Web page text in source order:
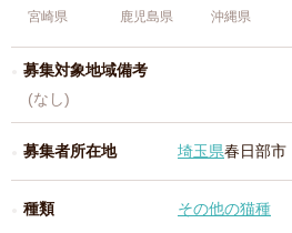
宮崎県
鹿児島県 沖縄県
募集対象地域備考
(なし)
募集者所在地 埼玉県春日部市
種類 その他の猫種